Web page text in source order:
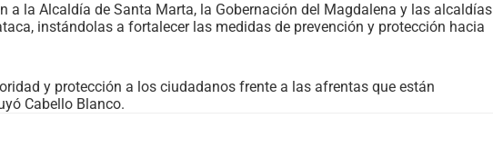
a la Alcaldía de Santa Marta, la Gobernación del Magdalena y las alcaldías
instándolas a fortalecer las medidas de prevención y protección hacia
y protección a los ciudadanos frente a las afrentas que están
Cabello Blanco.